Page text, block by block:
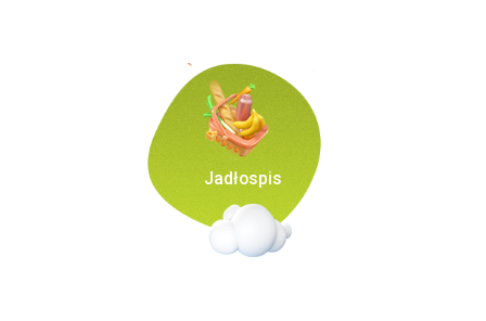
Jadłospis